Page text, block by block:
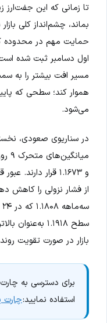
تا زمانی که این جفت‌ارز
بماند، چشم‌انداز کلی
اول دسامبر ثبت شده
می‌شود.
در سناریوی صعودی،
و ۱.۱۶۷۳ قرار
از فشار نزولی را کاهش
بازار در صورت تقویت
برای دسترسی به چارت
استفاده نمایید:چارت